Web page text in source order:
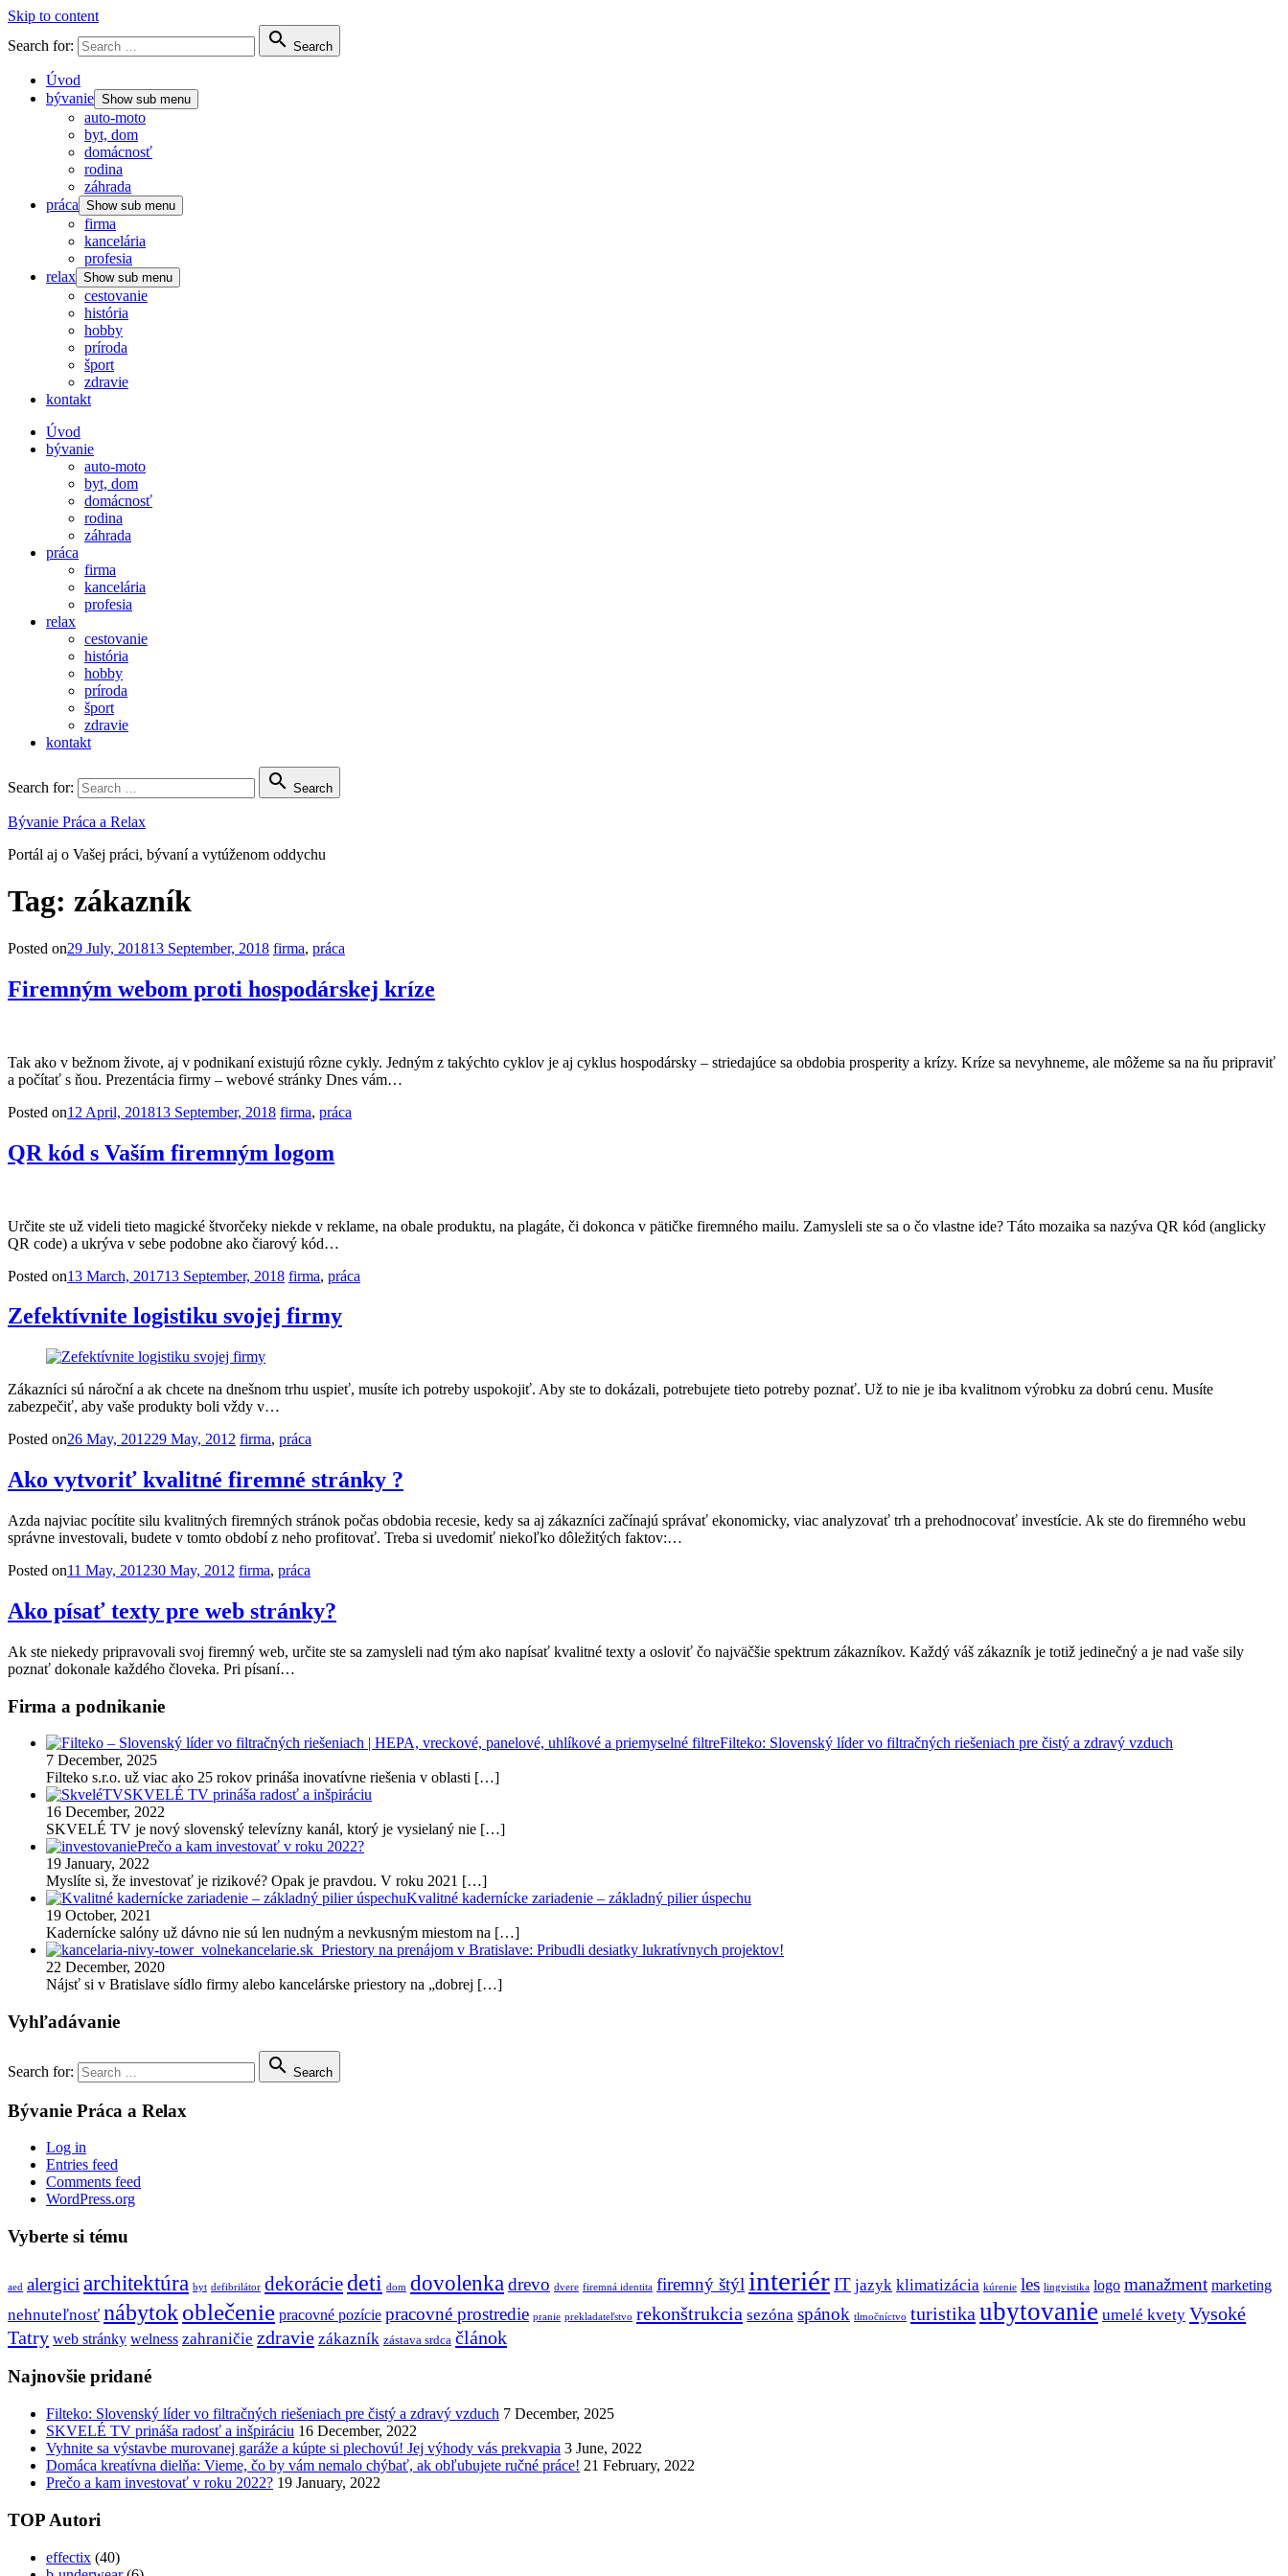
Skip to content
Search for:
 Search
Úvod
bývanie Show sub menu
auto-moto
byt, dom
domácnosť
rodina
záhrada
práca Show sub menu
firma
kancelária
profesia
relax Show sub menu
cestovanie
história
hobby
príroda
šport
zdravie
kontakt
Úvod
bývanie
auto-moto
byt, dom
domácnosť
rodina
záhrada
práca
firma
kancelária
profesia
relax
cestovanie
história
hobby
príroda
šport
zdravie
kontakt
Search for:  Search
Bývanie Práca a Relax
Portál aj o Vašej práci, bývaní a vytúženom oddychu
Tag: zákazník
Posted on29 July, 201813 September, 2018 firma, práca
Firemným webom proti hospodárskej kríze
Tak ako v bežnom živote, aj v podnikaní existujú rôzne cykly. Jedným z takýchto cyklov je aj cyklus hospodársky – striedajúce sa obdobia prosperity a krízy. Kríze sa nevyhneme, ale môžeme sa na ňu pripraviť
a počítať s ňou. Prezentácia firmy – webové stránky Dnes vám…
Posted on12 April, 201813 September, 2018 firma, práca
QR kód s Vaším firemným logom
Určite ste už videli tieto magické štvorčeky niekde v reklame, na obale produktu, na plagáte, či dokonca v pätičke firemného mailu. Zamysleli ste sa o čo vlastne ide? Táto mozaika sa nazýva QR kód (anglicky
QR code) a ukrýva v sebe podobne ako čiarový kód…
Posted on13 March, 201713 September, 2018 firma, práca
Zefektívnite logistiku svojej firmy
Zákazníci sú nároční a ak chcete na dnešnom trhu uspieť, musíte ich potreby uspokojiť. Aby ste to dokázali, potrebujete tieto potreby poznať. Už to nie je iba kvalitnom výrobku za dobrú cenu. Musíte
zabezpečiť, aby vaše produkty boli vždy v…
Posted on26 May, 201229 May, 2012 firma, práca
Ako vytvoriť kvalitné firemné stránky ?
Azda najviac pocítite silu kvalitných firemných stránok počas obdobia recesie, kedy sa aj zákazníci začínajú správať ekonomicky, viac analyzovať trh a prehodnocovať investície. Ak ste do firemného webu
správne investovali, budete v tomto období z neho profitovať. Treba si uvedomiť niekoľko dôležitých faktov:…
Posted on11 May, 201230 May, 2012 firma, práca
Ako písať texty pre web stránky?
Ak ste niekedy pripravovali svoj firemný web, určite ste sa zamysleli nad tým ako napísať kvalitné texty a osloviť čo najväčšie spektrum zákazníkov. Každý váš zákazník je totiž jedinečný a je nad vaše sily
poznať dokonale každého človeka. Pri písaní…
Firma a podnikanie
Filteko: Slovenský líder vo filtračných riešeniach pre čistý a zdravý vzduch
7 December, 2025
Filteko s.r.o. už viac ako 25 rokov prináša inovatívne riešenia v oblasti […]
SKVELÉ TV prináša radosť a inšpiráciu
16 December, 2022
SKVELÉ TV je nový slovenský televízny kanál, ktorý je vysielaný nie […]
Prečo a kam investovať v roku 2022?
19 January, 2022
Myslíte si, že investovať je rizikové? Opak je pravdou. V roku 2021 […]
Kvalitné kadernícke zariadenie – základný pilier úspechu
19 October, 2021
Kadernícke salóny už dávno nie sú len nudným a nevkusným miestom na […]
Priestory na prenájom v Bratislave: Pribudli desiatky lukratívnych projektov!
22 December, 2020
Nájsť si v Bratislave sídlo firmy alebo kancelárske priestory na „dobrej […]
Vyhľadávanie
Search for:  Search
Bývanie Práca a Relax
Log in
Entries feed
Comments feed
WordPress.org
Vyberte si tému
aed alergici architektúra byt defibrilátor dekoráciedeti dom dovolenka drevo dvere firemná identita firemný štýl interiérIT jazyk klimatizácia kúrenie les lingvistika logo manažment marketing
nehnuteľnosť nábytokoblečenie pracovné pozície pracovné prostredie pranie prekladateľstvo rekonštrukcia sezóna spánok tlmočníctvo turistika ubytovanie umelé kvety Vysoké
Tatry web stránky welness zahraničie zdravie zákazník zástava srdca článok
Najnovšie pridané
Filteko: Slovenský líder vo filtračných riešeniach pre čistý a zdravý vzduch 7 December, 2025
SKVELÉ TV prináša radosť a inšpiráciu 16 December, 2022
Vyhnite sa výstavbe murovanej garáže a kúpte si plechovú! Jej výhody vás prekvapia 3 June, 2022
Domáca kreatívna dielňa: Vieme, čo by vám nemalo chýbať, ak obľubujete ručné práce! 21 February, 2022
Prečo a kam investovať v roku 2022? 19 January, 2022
TOP Autori
effectix (40)